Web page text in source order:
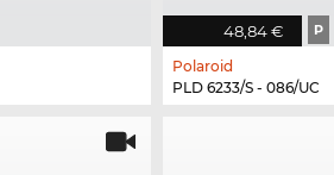
48,84 € P
Polaroid
PLD 6233/S - 086/UC